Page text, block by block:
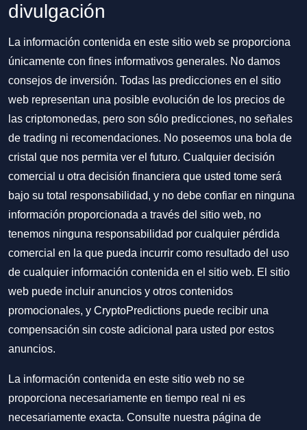
divulgación
La información contenida en este sitio web se proporciona
únicamente con fines informativos generales. No damos
consejos de inversión. Todas las predicciones en el sitio
web representan una posible evolución de los precios de
las criptomonedas, pero son sólo predicciones, no señales
de trading ni recomendaciones. No poseemos una bola de
cristal que nos permita ver el futuro. Cualquier decisión
comercial u otra decisión financiera que usted tome será
bajo su total responsabilidad, y no debe confiar en ninguna
información proporcionada a través del sitio web, no
tenemos ninguna responsabilidad por cualquier pérdida
comercial en la que pueda incurrir como resultado del uso
de cualquier información contenida en el sitio web. El sitio
web puede incluir anuncios y otros contenidos
promocionales, y CryptoPredictions puede recibir una
compensación sin coste adicional para usted por estos
anuncios.
La información contenida en este sitio web no se
proporciona necesariamente en tiempo real ni es
necesariamente exacta. Consulte nuestra página de